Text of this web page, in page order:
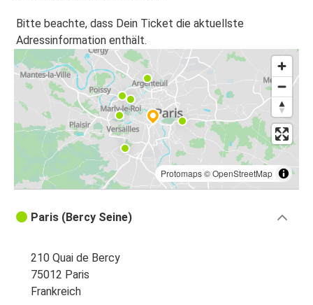
Bitte beachte, dass Dein Ticket die aktuellste
Adressinformation enthält.
Protomaps©OpenStreetMap
Paris (Bercy Seine)
210 Quai de Bercy
75012 Paris
Frankreich